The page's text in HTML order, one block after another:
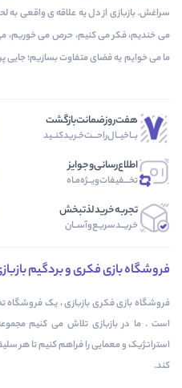
سراغش. بازبازی از دل یه علاقه ی واقعی
می خندیم، فکر می کنیم، حرص می خوریم،
ما می خوایم یه فضای متفاوت بسازیم؛ جایی
هفت‌روز‌ضمانت‌بازگشت
بــا‌خیــال‌راحـــت‌خـرید‌کنــید
اطلاع‌رسانی‌و‌جوایز
تخـــفیفات‌ویــژه‌مـاه
تجربه‌خرید‌لذتبخش
خریــد‌سریـع‌و‌آســان
فروشگاه بازی فکری و بردگیم
فروشگاه بازی فکری بازبازی ، یک فروشگاه
است . ما در بازبازی تلاش می کنیم
استراتژیک و معمایی را فراهم کنیم تا هر
کند.